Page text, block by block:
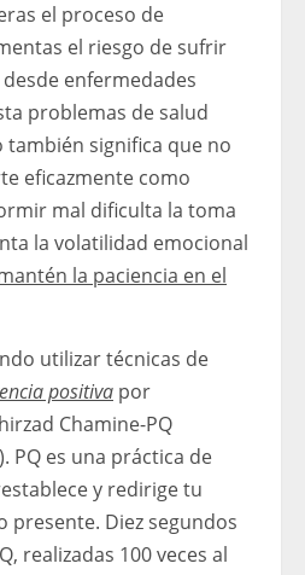
el proceso de
el riesgo de sufrir
enfermedades
problemas de salud
significa que no
eficazmente como
mal dificulta la toma
la volatilidad emocional
la paciencia en el
utilizar técnicas de
positiva por
Chamine-PQ
PQ es una práctica de
y redirige tu
presente. Diez segundos
realizadas 100 veces al